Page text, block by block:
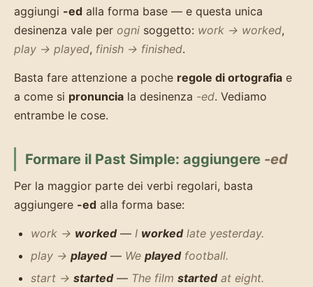
aggiungi -ed alla forma base — e questa unica
desinenza vale per ogni soggetto: work → worked,
play → played, finish → finished.
Basta fare attenzione a poche regole di ortografia e
a come si pronuncia la desinenza -ed. Vediamo
entrambe le cose.
Formare il Past Simple: aggiungere -ed
Per la maggior parte dei verbi regolari, basta
aggiungere -ed alla forma base:
work → worked— I workedlate yesterday.
play → played— We playedfootball.
start → started— The film startedat eight.